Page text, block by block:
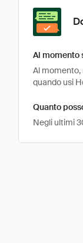
Al momento
Al momento,
quando usi
Quanto
Negli ultimi